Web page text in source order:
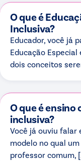
O que é
Inclusiva?
Educador, você já
Educação Especial
dois conceitos
O que é
inclusiva?
Você já ouviu falar
modelo no qual
professor comum,